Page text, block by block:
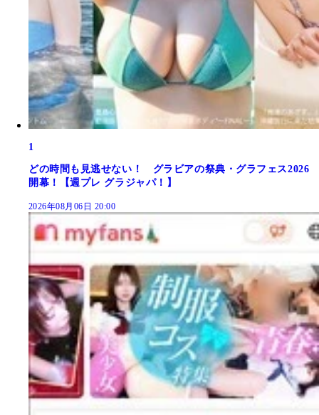
1
どの時間も見逃せない！ グラビアの祭典・グラフェス2026
開幕！【週プレ グラジャパ！】
2026年08月06日 20:00